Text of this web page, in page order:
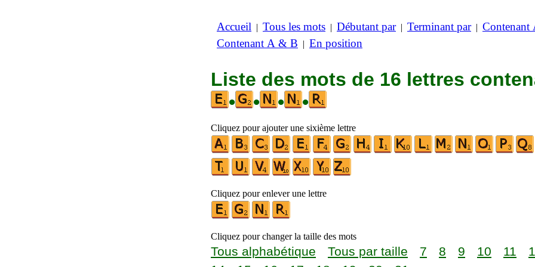
Accueil | Tous les mots | Débutant par| Terminant par| Contenant
Contenant A & B | En position
Liste des mots de 16 lettres
•
• • •
Cliquez pour ajouter une sixième lettre
Cliquez pour enlever une lettre
Cliquez pour changer la taille des mots
Tous alphabétique Tous par taille 7 8 9 10 11